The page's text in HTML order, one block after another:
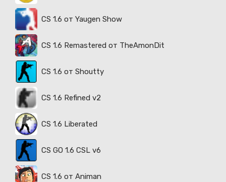
CS 1.6 от Yaugen Show
CS 1.6 Remastered от TheAmonDit
CS 1.6 от Shoutty
CS 1.6 Refined v2
CS 1.6 Liberated
CS GO 1.6 CSL v6
CS 1.6 от Animan